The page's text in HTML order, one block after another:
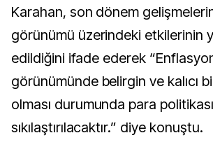
Karahan, son dönem
görünümü üzerindeki etkilerinin
edildiğini ifade ederek
görünümünde belirgin ve kalıcı
olması durumunda para
sıkılaştırılacaktır.” diye konuştu.